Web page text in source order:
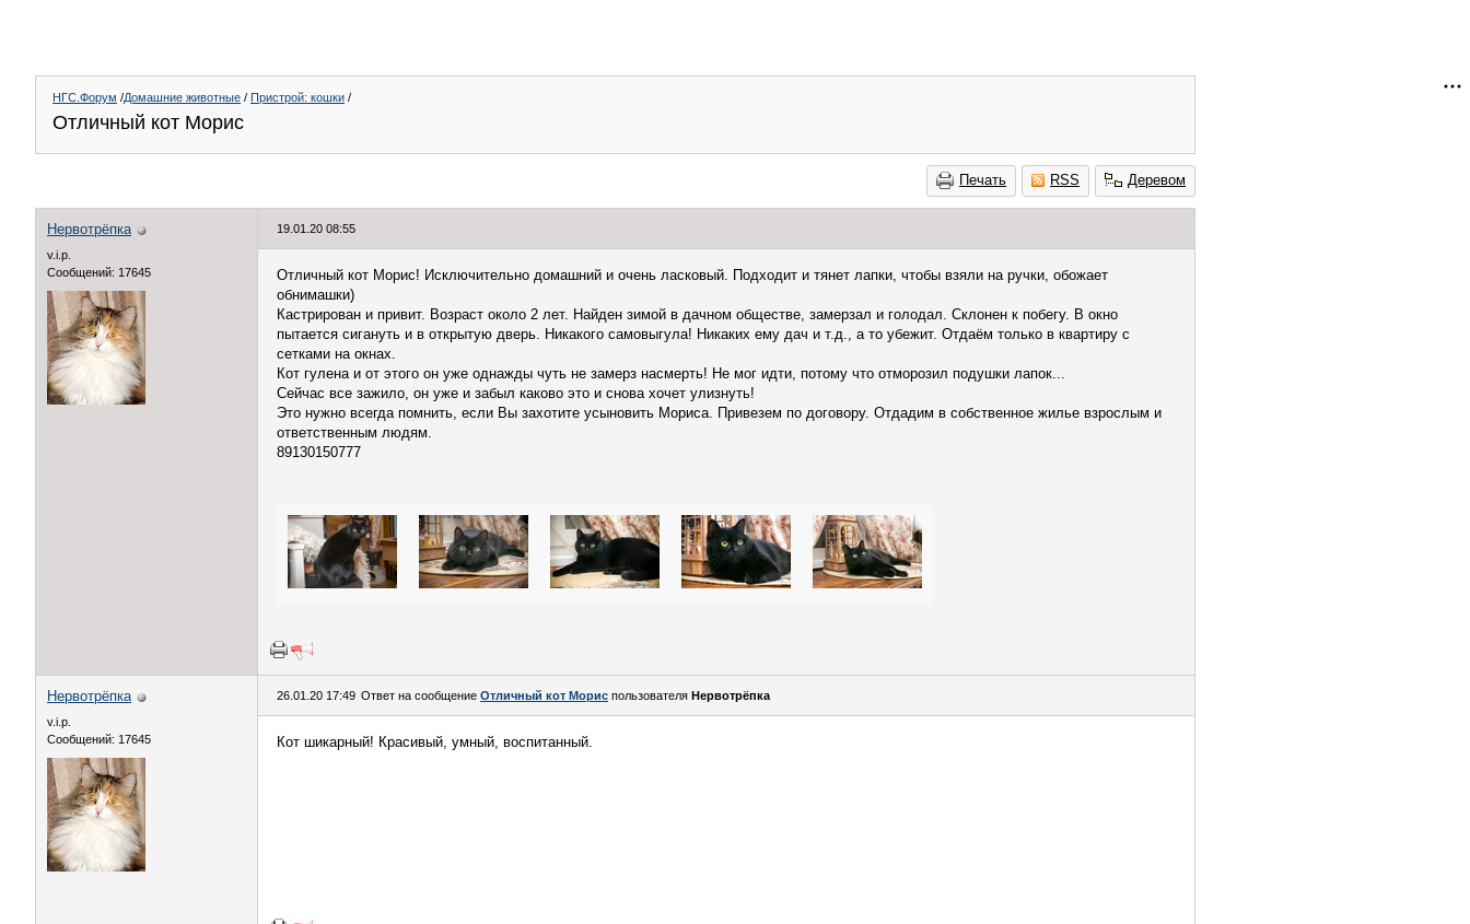
НГС.Форум /Домашние животные / Пристрой: кошки /
Отличный кот Морис
Печать RSS Деревом
Нервотрёпка
v.i.p.
Сообщений: 17645
19.01.20 08:55
Отличный кот Морис! Исключительно домашний и очень ласковый. Подходит и тянет лапки, чтобы взяли на ручки, обожает
обнимашки)
Кастрирован и привит. Возраст около 2 лет. Найден зимой в дачном обществе, замерзал и голодал. Склонен к побегу. В окно
пытается сигануть и в открытую дверь. Никакого самовыгула! Никаких ему дач и т.д., а то убежит. Отдаём только в квартиру с
сетками на окнах.
Кот гулена и от этого он уже однажды чуть не замерз насмерть! Не мог идти, потому что отморозил подушки лапок...
Сейчас все зажило, он уже и забыл каково это и снова хочет улизнуть!
Это нужно всегда помнить, если Вы захотите усыновить Мориса. Привезем по договору. Отдадим в собственное жилье взрослым и
ответственным людям.
89130150777
Нервотрёпка
v.i.p.
Сообщений: 17645
26.01.20 17:49 Ответ на сообщение Отличный кот Морис пользователя Нервотрёпка
Кот шикарный! Красивый, умный, воспитанный.